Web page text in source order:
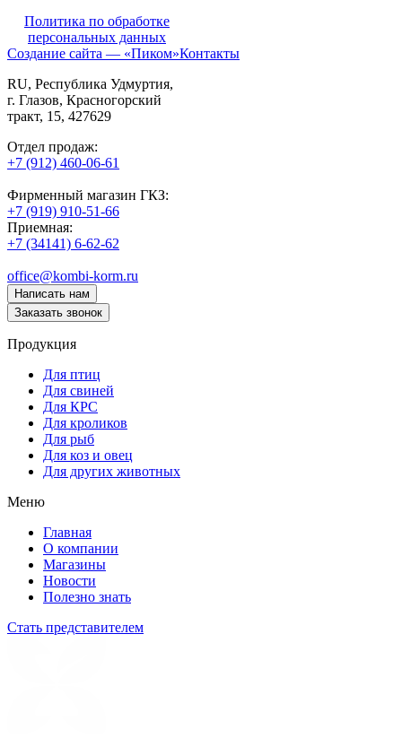
Политика по обработке
персональных данных
Создание сайта — «Пиком»Контакты
RU, Республика Удмуртия,
г. Глазов, Красногорский
тракт, 15, 427629
Отдел продаж:
+7 (912) 460-06-61
Фирменный магазин ГКЗ:
+7 (919) 910-51-66
Приемная:
+7 (34141) 6-62-62
office@kombi-korm.ru
Написать нам
Заказать звонок
Продукция
Для птиц
Для свиней
Для КРС
Для кроликов
Для рыб
Для коз и овец
Для других животных
Меню
Главная
О компании
Магазины
Новости
Полезно знать
Стать представителем